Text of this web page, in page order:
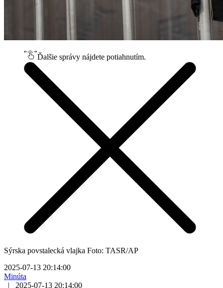
Ďalšie správy nájdete potiahnutím.
Sýrska povstalecká vlajka Foto: TASR/AP
2025-07-13 20:14:00
Minúta
|
2025-07-13 20:14:00